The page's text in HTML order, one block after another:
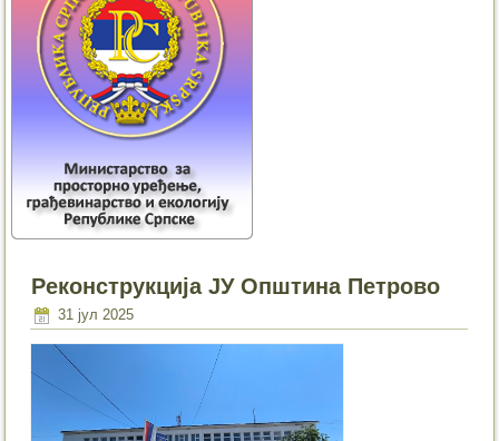
Реконструкција ЈУ Општина Петрово
31 јул 2025